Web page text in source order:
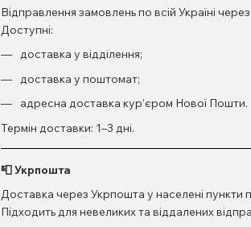
Відправлення замовлень по всій Україні
Доступні:
доставка у відділення;
доставка у поштомат;
адресна доставка кур’єром Нової Пошти.
Термін доставки: 1–3 дні.
📮 Укрпошта
Доставка через Укрпошта у населені пункти
Підходить для невеликих та віддалених